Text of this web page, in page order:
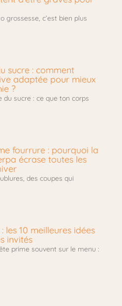
grossesse, c’est bien plus
sucre : comment
adaptée pour mieux
?
du sucre : ce que ton corps
fourrure : pourquoi la
écrase toutes les
des coupes qui
les 10 meilleures idées
invités
prime souvent sur le menu :